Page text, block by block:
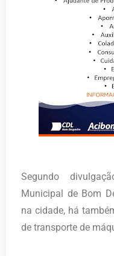
Segundo
Municipal de Bom
na cidade, há
de transporte de